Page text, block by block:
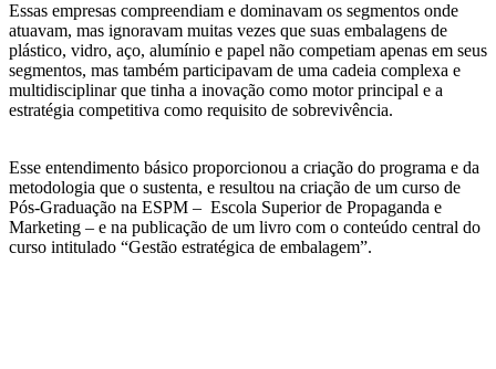
Essas empresas compreendiam e dominavam os segmentos onde
atuavam, mas ignoravam muitas vezes que suas embalagens de
plástico, vidro, aço, alumínio e papel não competiam apenas em seus
segmentos, mas também participavam de uma cadeia complexa e
multidisciplinar que tinha a inovação como motor principal e a
estratégia competitiva como requisito de sobrevivência.
Esse entendimento básico proporcionou a criação do programa e da
metodologia que o sustenta, e resultou na criação de um curso de
Pós-Graduação na ESPM – Escola Superior de Propaganda e
Marketing – e na publicação de um livro com o conteúdo central do
curso intitulado “Gestão estratégica de embalagem”.